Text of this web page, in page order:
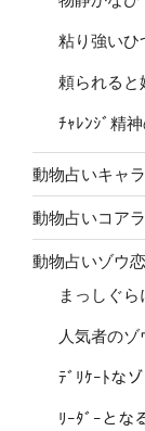
粘り強いひ
頼られると
ﾁｬﾚﾝｼﾞ精
動物占いキャ
動物占いコア
動物占いゾウ
まっしぐ
人気者の
ﾃﾞﾘｹｰﾄな
ﾘｰﾀﾞｰとな